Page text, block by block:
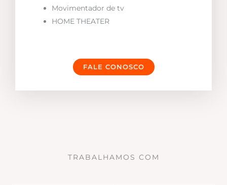
Movimentador de tv
HOME THEATER
FALE CONOSCO
TRABALHAMOS COM